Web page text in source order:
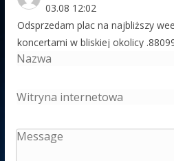
03.08 12:02
Odsprzedam plac na najbliższy
koncertami w bliskiej okolicy
Adaś Nowy Targ
Na jarmarku Podchalańskim w tym
Polak63